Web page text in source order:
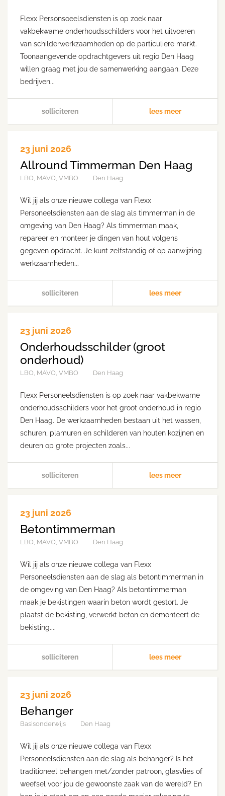
Flexx Personsoeelsdiensten is op zoek naar
vakbekwame onderhoudsschilders voor het uitvoeren
van schilderwerkzaamheden op de particuliere markt.
Toonaangevende opdrachtgevers uit regio Den Haag
willen graag met jou de samenwerking aangaan. Deze
bedrijven...
solliciteren lees meer
23 juni 2026
Allround Timmerman Den Haag
LBO, MAVO, VMBO Den Haag
Wil jij als onze nieuwe collega van Flexx
Personeelsdiensten aan de slag als timmerman in de
omgeving van Den Haag? Als timmerman maak,
repareer en monteer je dingen van hout volgens
gegeven opdracht. Je kunt zelfstandig of op aanwijzing
werkzaamheden...
solliciteren lees meer
23 juni 2026
Onderhoudsschilder (groot
onderhoud)
LBO, MAVO, VMBO Den Haag
Flexx Personeelsdiensten is op zoek naar vakbekwame
onderhoudsschilders voor het groot onderhoud in regio
Den Haag. De werkzaamheden bestaan uit het wassen,
schuren, plamuren en schilderen van houten kozijnen en
deuren op grote projecten zoals...
solliciteren lees meer
23 juni 2026
Betontimmerman
LBO, MAVO, VMBO Den Haag
Wil jij als onze nieuwe collega van Flexx
Personeelsdiensten aan de slag als betontimmerman in
de omgeving van Den Haag? Als betontimmerman
maak je bekistingen waarin beton wordt gestort. Je
plaatst de bekisting, verwerkt beton en demonteert de
bekisting....
solliciteren lees meer
23 juni 2026
Behanger
Basisonderwijs Den Haag
Wil jij als onze nieuwe collega van Flexx
Personeelsdiensten aan de slag als behanger? Is het
traditioneel behangen met/zonder patroon, glasvlies of
weefsel voor jou de gewoonste zaak van de wereld? En